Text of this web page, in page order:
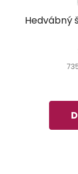
Hedvábný